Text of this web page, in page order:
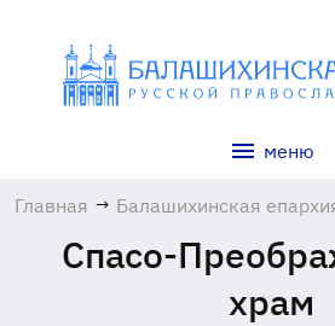
меню
Главная → Балашихинская
Спасо-
храм